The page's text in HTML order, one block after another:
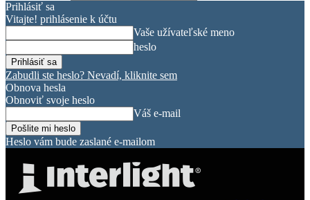
Prihlásiť sa
Vitajte! prihlásenie k účtu
Vaše užívateľské meno
heslo
Zabudli ste heslo? Nevadí, kliknite sem
Obnova hesla
Obnoviť svoje heslo
Váš e-mail
Heslo vám bude zaslané e-mailom